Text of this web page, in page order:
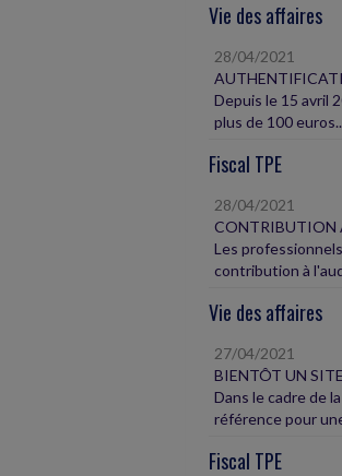
Vie des affaires
28/04/2021
Depuis le 15 avril
plus de 100
Fiscal TPE
28/04/2021
CONTRIBUTION
Les
contribution à
Vie des affaires
27/04/2021
BIENTÔT UN
Dans le cadre de
référence pour
Fiscal TPE